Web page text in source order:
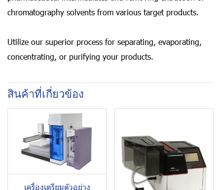
chromatography solvents from various target products.
Utilize our superior process for separating, evaporating,
concentrating, or purifying your products.
สินค้าที่เกี่ยวข้อง
เครื่องเตรียมตัวอย่าง